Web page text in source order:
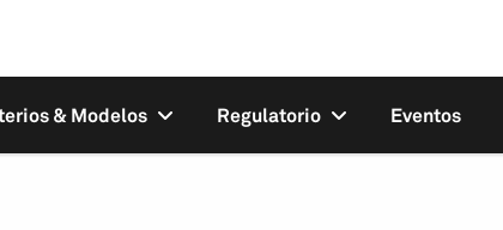
& Modelos Regulatorio Eventos